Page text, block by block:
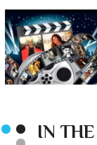
IN